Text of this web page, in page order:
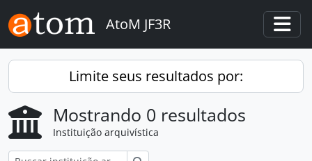
Skip to main content
AtoM JF3R
Limite seus resultados por:
Mostrando 0 resultados
Instituição arquivística